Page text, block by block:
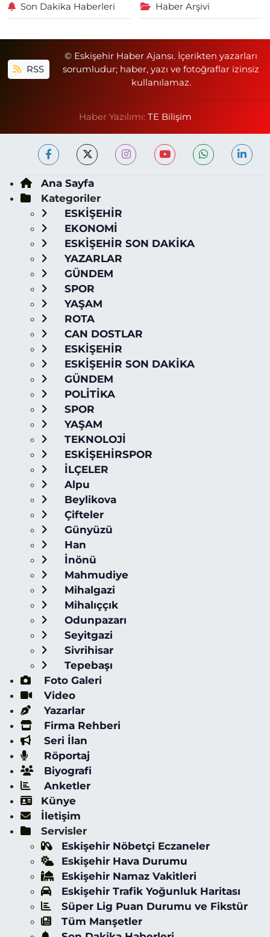
Son Dakika Haberleri Haber Arşivi
RSS
© Eskişehir Haber Ajansı. İçerikten yazarları
sorumludur; haber, yazı ve fotoğraflar izinsiz
kullanılamaz.
Haber Yazılımı: TE Bilişim
Ana Sayfa
Kategoriler
ESKİŞEHİR
EKONOMİ
ESKİŞEHİR SON DAKİKA
YAZARLAR
GÜNDEM
SPOR
YAŞAM
ROTA
CAN DOSTLAR
ESKİŞEHİR
ESKİŞEHİR SON DAKİKA
GÜNDEM
POLİTİKA
SPOR
YAŞAM
TEKNOLOJİ
ESKİŞEHİRSPOR
İLÇELER
Alpu
Beylikova
Çifteler
Günyüzü
Han
İnönü
Mahmudiye
Mihalgazi
Mihalıççık
Odunpazarı
Seyitgazi
Sivrihisar
Tepebaşı
Foto Galeri
Video
Yazarlar
Firma Rehberi
Seri İlan
Röportaj
Biyografi
Anketler
Künye
İletişim
Servisler
Eskişehir Nöbetçi Eczaneler
Eskişehir Hava Durumu
Eskişehir Namaz Vakitleri
Eskişehir Trafik Yoğunluk Haritası
Süper Lig Puan Durumu ve Fikstür
Tüm Manşetler